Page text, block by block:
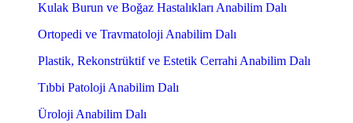
Kulak Burun ve Boğaz Hastalıkları Anabilim Dalı
Ortopedi ve Travmatoloji Anabilim Dalı
Plastik, Rekonstrüktif ve Estetik Cerrahi Anabilim Dalı
Tıbbi Patoloji Anabilim Dalı
Üroloji Anabilim Dalı